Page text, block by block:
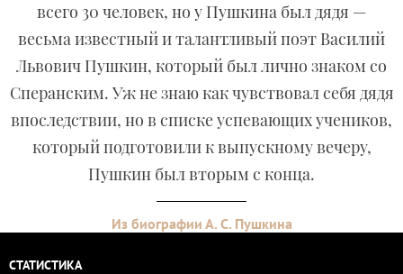
всего 30 человек, но у Пушкина был дядя —
весьма известный и талантливый поэт Василий
Львович Пушкин, который был лично знаком со
Сперанским. Уж не знаю как чувствовал себя дядя
впоследствии, но в списке успевающих учеников,
который подготовили к выпускному вечеру,
Пушкин был вторым с конца.
Из биографии А. С. Пушкина
СТАТИСТИКА